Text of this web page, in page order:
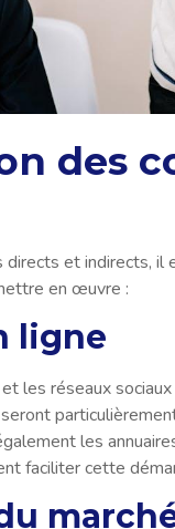
des
et indirects,
en œuvre :
ligne
les réseaux
les
faciliter cette